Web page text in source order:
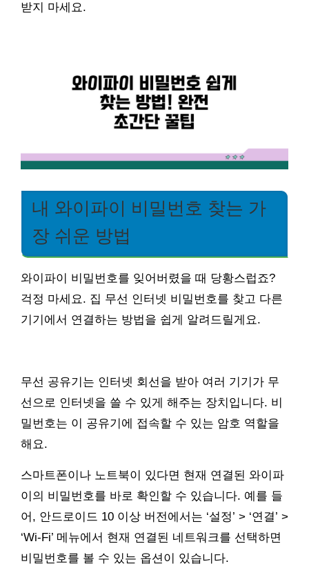
받지 마세요.
내 와이파이 비밀번호 찾는 가
장 쉬운 방법
와이파이 비밀번호를 잊어버렸을 때 당황스럽죠?
걱정 마세요. 집 무선 인터넷 비밀번호를 찾고 다른
기기에서 연결하는 방법을 쉽게 알려드릴게요.
무선 공유기는 인터넷 회선을 받아 여러 기기가 무
선으로 인터넷을 쓸 수 있게 해주는 장치입니다. 비
밀번호는 이 공유기에 접속할 수 있는 암호 역할을
해요.
스마트폰이나 노트북이 있다면 현재 연결된 와이파
이의 비밀번호를 바로 확인할 수 있습니다. 예를 들
어, 안드로이드 10 이상 버전에서는 ‘설정’ > ‘연결’ >
‘Wi-Fi’ 메뉴에서 현재 연결된 네트워크를 선택하면
비밀번호를 볼 수 있는 옵션이 있습니다.